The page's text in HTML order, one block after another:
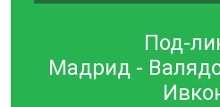
Под-
Мадрид -